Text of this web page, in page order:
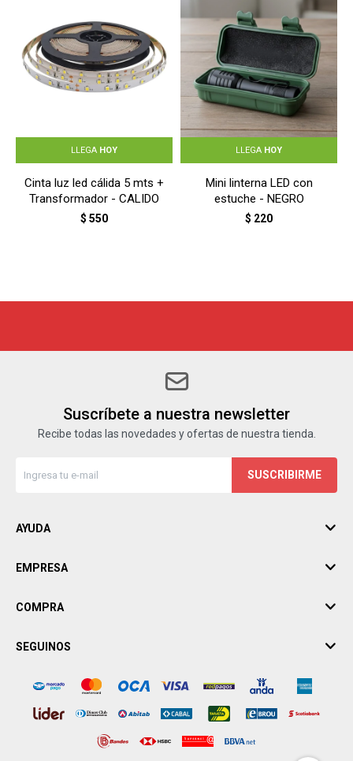
LLEGA HOY
Cinta luz led cálida 5 mts +
Transformador - CALIDO
$ 550
LLEGA HOY
Mini linterna LED con
estuche - NEGRO
$ 220
Suscríbete a nuestra newsletter
Recibe todas las novedades y ofertas de nuestra tienda.
SUSCRIBIRME
AYUDA
EMPRESA
COMPRA
SEGUINOS